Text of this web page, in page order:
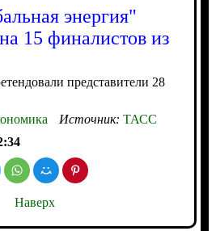
энергия"
15 финалистов из
представители 28
Источник: ТАСС
Наверх